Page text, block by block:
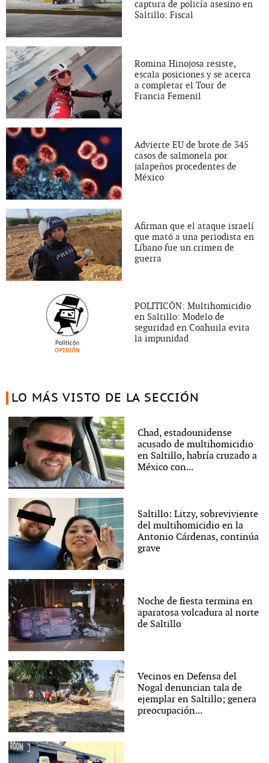
captura de policía asesino en
Saltillo: Fiscal
Romina Hinojosa resiste,
escala posiciones y se acerca
a completar el Tour de
Francia Femenil
Advierte EU de brote de 345
casos de salmonela por
jalapeños procedentes de
México
Afirman que el ataque israelí
que mató a una periodista en
Líbano fue un crimen de
guerra
POLITICÓN: Multihomicidio
en Saltillo: Modelo de
seguridad en Coahuila evita
la impunidad
LO MÁS VISTO DE LA SECCIÓN
Chad, estadounidense
acusado de multihomicidio
en Saltillo, habría cruzado a
México con...
Saltillo: Litzy, sobreviviente
del multihomicidio en la
Antonio Cárdenas, continúa
grave
Noche de fiesta termina en
aparatosa volcadura al norte
de Saltillo
Vecinos en Defensa del
Nogal denuncian tala de
ejemplar en Saltillo; genera
preocupación...